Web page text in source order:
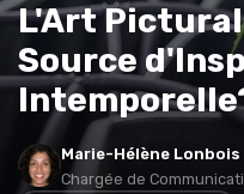
L'Art Pictural
Source
Marie-Hélène Lonbois
Chargée de